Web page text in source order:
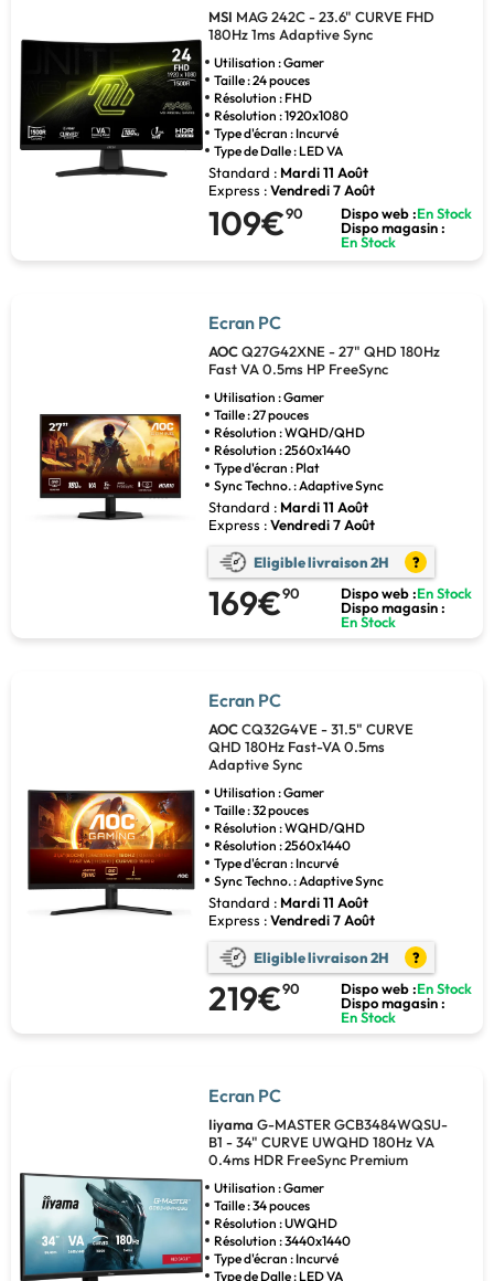
MSI MAG 242C - 23.6" CURVE FHD
180Hz 1ms Adaptive Sync
Utilisation : Gamer
Taille : 24 pouces
Résolution : FHD
Résolution : 1920x1080
Type d'écran : Incurvé
Type de Dalle : LED VA
Standard : Mardi 11 Août
Express :Vendredi 7 Août
109€90 Dispo web :En Stock
Dispo magasin :
En Stock
Ecran PC
AOCQ27G42XNE - 27" QHD 180Hz
Fast VA 0.5ms HP FreeSync
Utilisation : Gamer
Taille : 27 pouces
Résolution : WQHD/QHD
Résolution : 2560x1440
Type d'écran : Plat
Sync Techno. : Adaptive Sync
Standard : Mardi 11 Août
Express :Vendredi 7 Août
Eligible livraison 2H ?
169€90 Dispo web :En Stock
Dispo magasin :
En Stock
Ecran PC
AOCCQ32G4VE - 31.5" CURVE
QHD 180Hz Fast-VA 0.5ms
Adaptive Sync
Utilisation : Gamer
Taille : 32 pouces
Résolution : WQHD/QHD
Résolution : 2560x1440
Type d'écran : Incurvé
Sync Techno. : Adaptive Sync
Standard : Mardi 11 Août
Express :Vendredi 7 Août
Eligible livraison 2H ?
219€90 Dispo web :En Stock
Dispo magasin :
En Stock
Ecran PC
Iiyama G-MASTER GCB3484WQSU-
B1 - 34" CURVE UWQHD 180Hz VA
0.4ms HDR FreeSync Premium
Utilisation : Gamer
Taille : 34 pouces
Résolution : UWQHD
Résolution : 3440x1440
Type d'écran : Incurvé
Type de Dalle : LED VA